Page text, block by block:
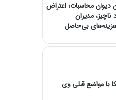
دیوان محاسبات؛ اعتراض
مدیران
بی‌حاصل
با مواضع قبلی وی